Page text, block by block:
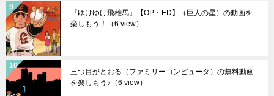
『ゆけゆけ飛雄馬』【OP・ED】（巨人の星）の動画を
楽しもう！
（6 view）
三つ目がとおる（ファミリーコンピュータ）の無料動画
を楽しもう♪ （6 view）